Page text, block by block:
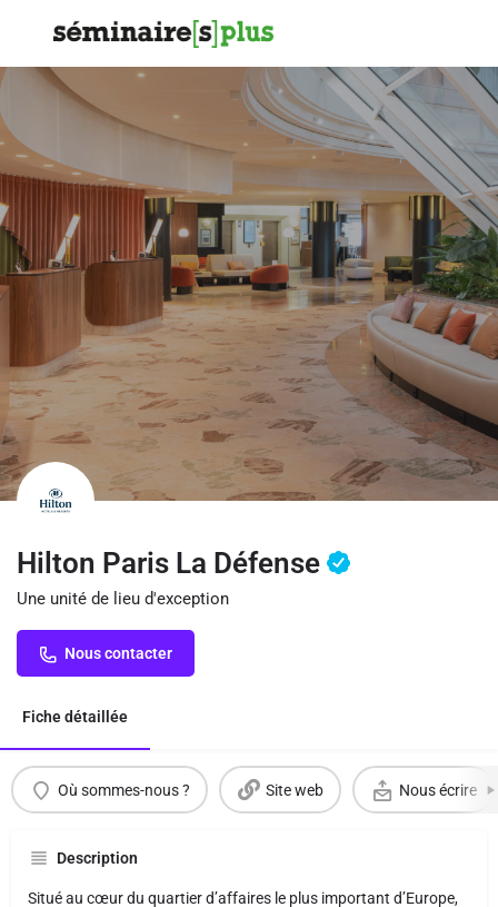
Hilton Paris La Défense
Une unité de lieu d'exception
Nous contacter
Fiche détaillée
Où sommes-nous ? Site web Nous écrire
Description
Situé au cœur du quartier d’affaires le plus important d’Europe,